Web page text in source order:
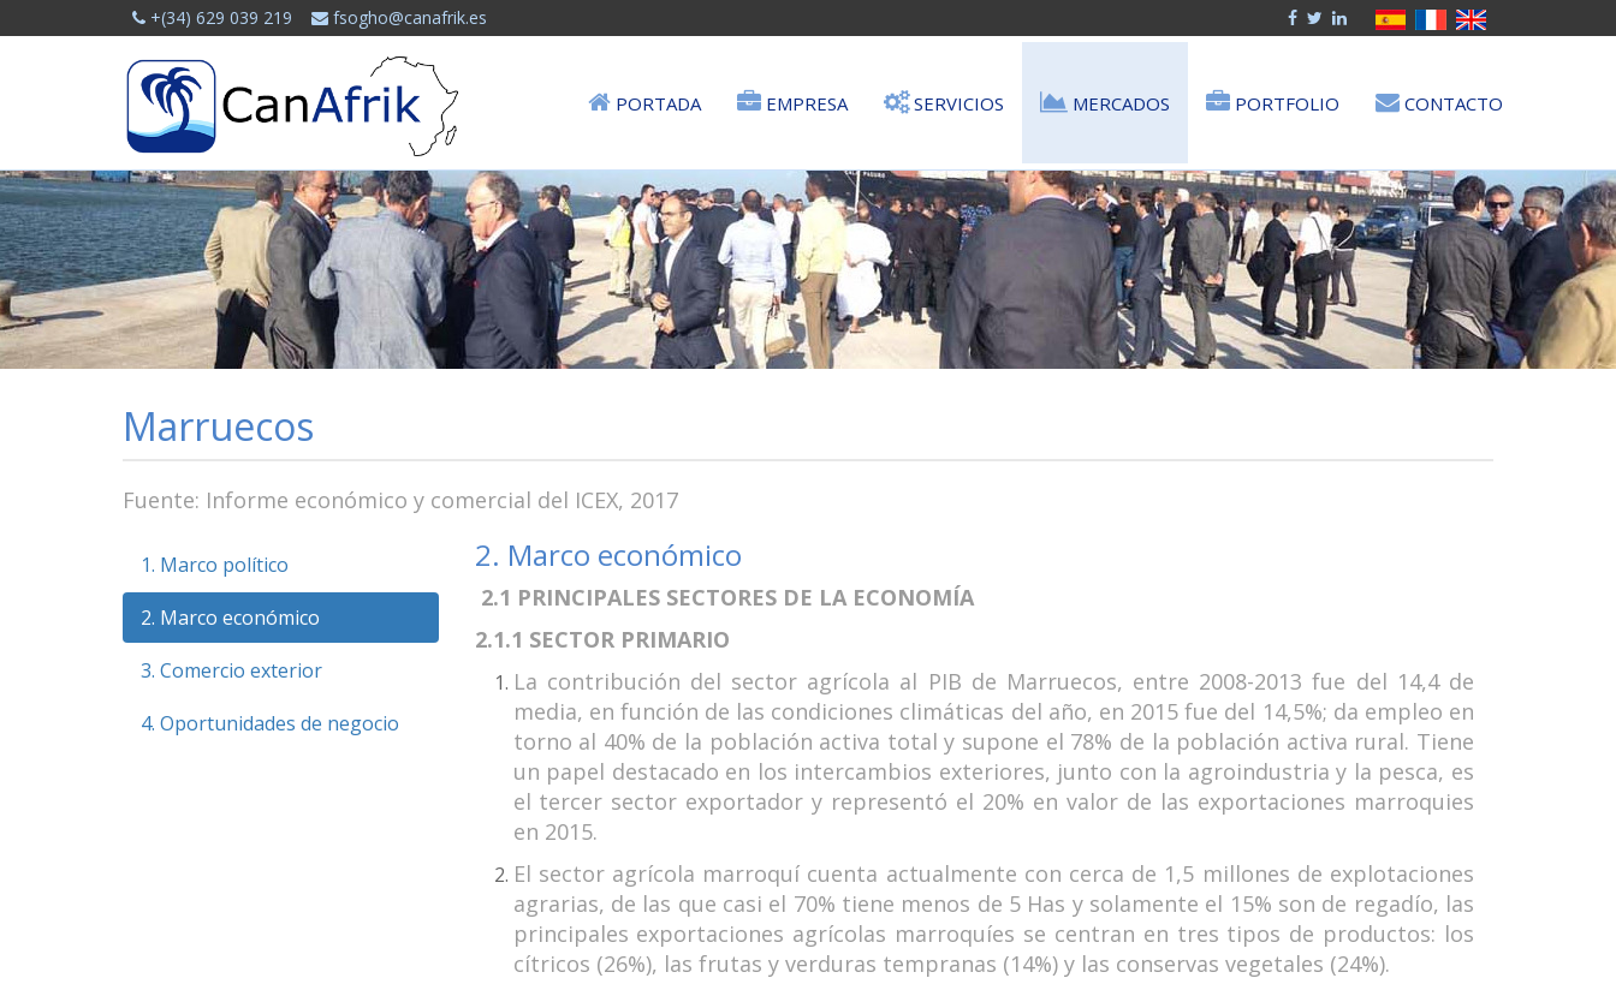
+(34) 629 039 219 fsogho@canafrik.es
PORTADA EMPRESA SERVICIOS MERCADOS PORTFOLIO CONTACTO
Marruecos
Fuente: Informe económico y comercial del ICEX, 2017
1. Marco político
2. Marco económico
3. Comercio exterior
4. Oportunidades de negocio
2. Marco económico
2.1 PRINCIPALES SECTORES DE LA ECONOMÍA
2.1.1 SECTOR PRIMARIO
La contribución del sector agrícola al PIB de Marruecos, entre 2008-2013 fue del 14,4 de
media, en función de las condiciones climáticas del año, en 2015 fue del 14,5%; da empleo en
torno al 40% de la población activa total y supone el 78% de la población activa rural. Tiene
un papel destacado en los intercambios exteriores, junto con la agroindustria y la pesca, es
el tercer sector exportador y representó el 20% en valor de las exportaciones marroquies
en 2015.
El sector agrícola marroquí cuenta actualmente con cerca de 1,5 millones de explotaciones
agrarias, de las que casi el 70% tiene menos de 5 Has y solamente el 15% son de regadío, las
principales exportaciones agrícolas marroquíes se centran en tres tipos de productos: los
cítricos (26%), las frutas y verduras tempranas (14%) y las conservas vegetales (24%).